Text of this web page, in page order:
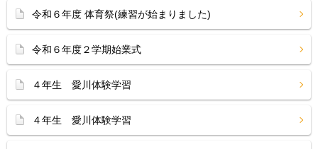
令和６年度 体育祭(練習が始まりました)
令和６年度２学期始業式
４年生 愛川体験学習
４年生 愛川体験学習